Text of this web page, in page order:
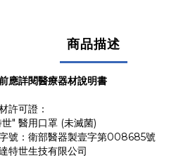
商品描述
應詳閱醫療器材說明書
許可證：
" 醫用口罩 (未滅菌)
號：衛部醫器製壹字第008685號
特世生技有限公司